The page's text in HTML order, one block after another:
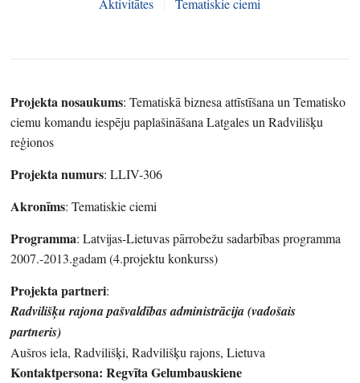
Aktivitātes
Tematiskie ciemi
Projekta nosaukums: Tematiskā biznesa attīstīšana un Tematisko
ciemu komandu iespēju paplašināšana Latgales un Radvilišķu
reģionos
Projekta numurs: LLIV-306
Akronīms: Tematiskie ciemi
Programma: Latvijas-Lietuvas pārrobežu sadarbības programma
2007.-2013.gadam (4.projektu konkurss)
Projekta partneri:
Radvilišķu rajona pašvaldības administrācija (vadošais
partneris)
Aušros iela, Radvilišķi, Radvilišķu rajons, Lietuva
Kontaktpersona: Regvīta Gelumbauskiene